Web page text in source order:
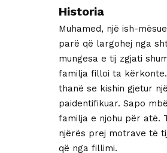
Historia
Muhamed, një ish-
parë që largohej nga
mungesa e tij zgjati
familja filloi ta
thanë se kishin gjetur
paidentifikuar. Sapo
familja e njohu për atë.
njërës prej motrave të
që nga fillimi.